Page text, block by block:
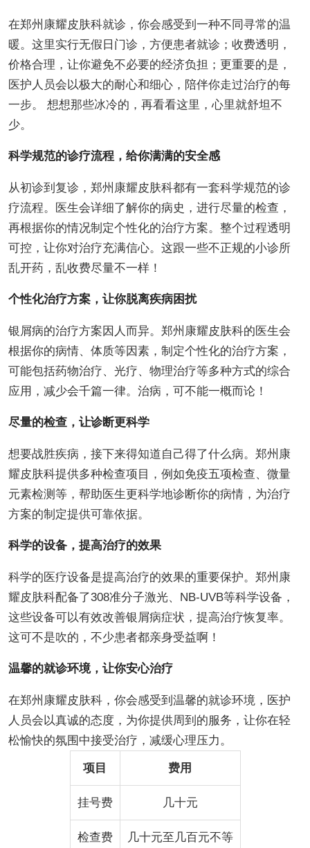
在郑州康耀皮肤科就诊，你会感受到一种不同寻常的温
暖。这里实行无假日门诊，方便患者就诊；收费透明，
价格合理，让你避免不必要的经济负担；更重要的是，
医护人员会以极大的耐心和细心，陪伴你走过治疗的每
一步。 想想那些冰冷的，再看看这里，心里就舒坦不
少。
科学规范的诊疗流程，给你满满的安全感
从初诊到复诊，郑州康耀皮肤科都有一套科学规范的诊
疗流程。医生会详细了解你的病史，进行尽量的检查，
再根据你的情况制定个性化的治疗方案。整个过程透明
可控，让你对治疗充满信心。这跟一些不正规的小诊所
乱开药，乱收费尽量不一样！
个性化治疗方案，让你脱离疾病困扰
银屑病的治疗方案因人而异。郑州康耀皮肤科的医生会
根据你的病情、体质等因素，制定个性化的治疗方案，
可能包括药物治疗、光疗、物理治疗等多种方式的综合
应用，减少会千篇一律。治病，可不能一概而论！
尽量的检查，让诊断更科学
想要战胜疾病，接下来得知道自己得了什么病。郑州康
耀皮肤科提供多种检查项目，例如免疫五项检查、微量
元素检测等，帮助医生更科学地诊断你的病情，为治疗
方案的制定提供可靠依据。
科学的设备，提高治疗的效果
科学的医疗设备是提高治疗的效果的重要保护。郑州康
耀皮肤科配备了308准分子激光、NB-UVB等科学设备，
这些设备可以有效改善银屑病症状，提高治疗恢复率。
这可不是吹的，不少患者都亲身受益啊！
温馨的就诊环境，让你安心治疗
在郑州康耀皮肤科，你会感受到温馨的就诊环境，医护
人员会以真诚的态度，为你提供周到的服务，让你在轻
松愉快的氛围中接受治疗，减缓心理压力。
项目 费用
挂号费 几十元
检查费 几十元至几百元不等